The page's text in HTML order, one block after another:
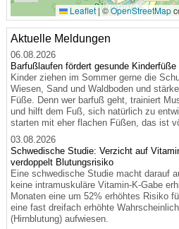
Leaflet|©OpenStreetMap
Aktuelle Meldungen
06.08.2026
Barfußlaufen fördert gesunde Kinderfüße
Kinder ziehen im Sommer gerne die
Wiesen, Sand und Waldboden und
Füße. Denn wer barfuß geht, trainiert
und hilft dem Fuß, sich natürlich zu
starten mit eher flachen Füßen, das ist
03.08.2026
Schwedische Studie: Verzicht auf
verdoppelt Blutungsrisiko
Eine schwedische Studie macht darauf
keine intramuskuläre Vitamin-K-Gabe
Monaten eine um 52% erhöhtes Risiko
eine fast dreifach erhöhte
(Hirnblutung) aufwiesen.